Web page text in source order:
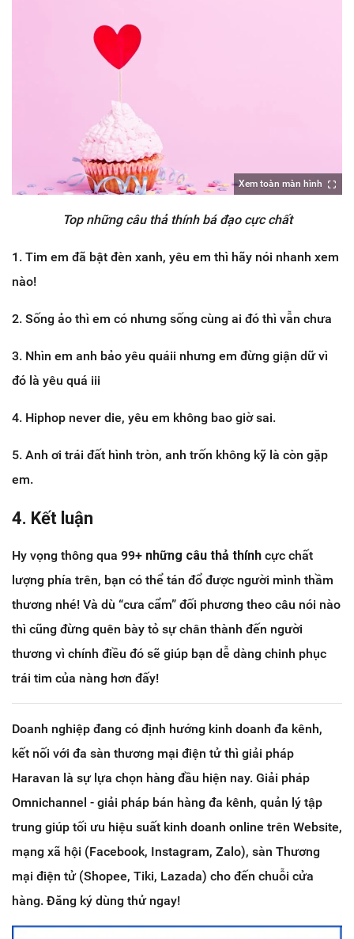
Xem toàn màn hình
Top những câu thả thính bá đạo cực chất
1. Tim em đã bật đèn xanh, yêu em thì hãy nói nhanh xem
nào!
2. Sống ảo thì em có nhưng sống cùng ai đó thì vẫn chưa
3. Nhìn em anh bảo yêu quáii nhưng em đừng giận dữ vì
đó là yêu quá iii
4. Hiphop never die, yêu em không bao giờ sai.
5. Anh ơi trái đất hình tròn, anh trốn không kỹ là còn gặp
em.
4. Kết luận
Hy vọng thông qua 99+ những câu thả thính cực chất
lượng phía trên, bạn có thể tán đổ được người mình thầm
thương nhé! Và dù “cưa cẩm” đối phương theo câu nói nào
thì cũng đừng quên bày tỏ sự chân thành đến người
thương vì chính điều đó sẽ giúp bạn dễ dàng chinh phục
trái tim của nàng hơn đấy!
Doanh nghiệp đang có định hướng kinh doanh đa kênh,
kết nối với đa sàn thương mại điện tử thì giải pháp
Haravan là sự lựa chọn hàng đầu hiện nay. Giải pháp
Omnichannel - giải pháp bán hàng đa kênh, quản lý tập
trung giúp tối ưu hiệu suất kinh doanh online trên Website,
mạng xã hội (Facebook, Instagram, Zalo), sàn Thương
mại điện tử (Shopee, Tiki, Lazada) cho đến chuỗi cửa
hàng. Đăng ký dùng thử ngay!